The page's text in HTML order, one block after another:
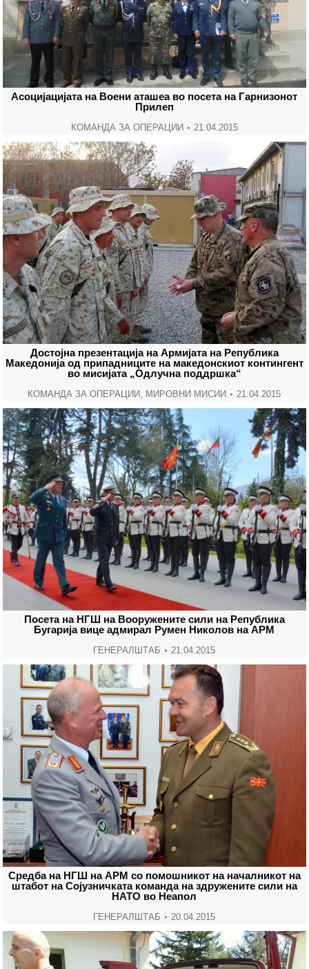
Асоцијацијата на Воени аташеа во посета на Гарнизонот
Прилеп
КОМАНДА ЗА ОПЕРАЦИИ 21.04.2015
Достојна презентација на Армијата на Република
Македонија од припадниците на македонскиот контингент
во мисијата „Одлучна поддршка“
КОМАНДА ЗА ОПЕРАЦИИ, МИРОВНИ МИСИИ 21.04.2015
Посета на НГШ на Вооружените сили на Република
Бугарија вице адмирал Румен Николов на АРМ
ГЕНЕРАЛШТАБ 21.04.2015
Средба на НГШ на АРМ со помошникот на началникот на
штабот на Сојузничката команда на здружените сили на
НАТО во Неапол
ГЕНЕРАЛШТАБ 20.04.2015